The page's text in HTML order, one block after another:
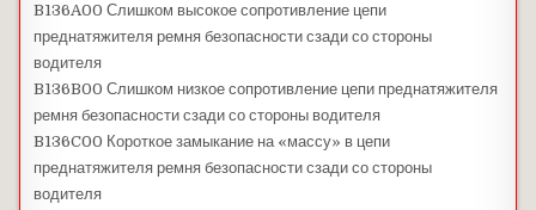
B136A00 Слишком высокое сопротивление цепи
преднатяжителя ремня безопасности сзади со стороны
водителя
B136B00 Слишком низкое сопротивление цепи преднатяжителя
ремня безопасности сзади со стороны водителя
B136C00 Короткое замыкание на «массу» в цепи
преднатяжителя ремня безопасности сзади со стороны
водителя